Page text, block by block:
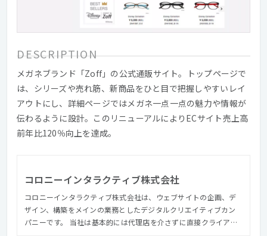
DESCRIPTION
メガネブランド「Zoff」の公式通販サイト。トップページで
は、シリーズや売れ筋、新商品をひと目で把握しやすいレイ
アウトにし、詳細ページではメガネ一点一点の魅力や情報が
伝わるように設計。このリニューアルによりECサイト売上高
前年比120％向上を達成。
コロニーインタラクティブ株式会社
コロニーインタラクティブ株式会社は、ウェブサイトの企画、デ
ザイン、構築をメインの業務としたデジタルクリエイティブカン
パニーです。 当社は基本的には代理店を介さずに直接クライアン